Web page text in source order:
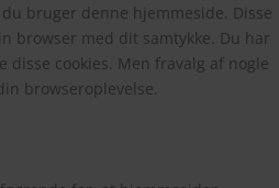
bruger denne hjemmeside. Disse
browser med dit samtykke. Du har
cookies. Men fravalg af nogle
browseroplevelse.